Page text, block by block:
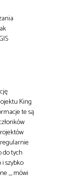
King
te są
do tych
szybko
„, mówi